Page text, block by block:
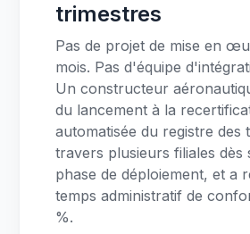
trimestres
Pas de projet de mise en
mois. Pas d'équipe
Un constructeur
du lancement à la
automatisée du registre des
travers plusieurs filiales dès
phase de déploiement, et a
temps administratif de
%.